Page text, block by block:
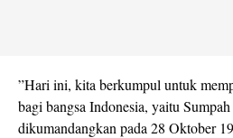
‎”Hari ini, kita berkumpul untuk
bagi bangsa Indonesia, yaitu
dikumandangkan pada 28 Oktober